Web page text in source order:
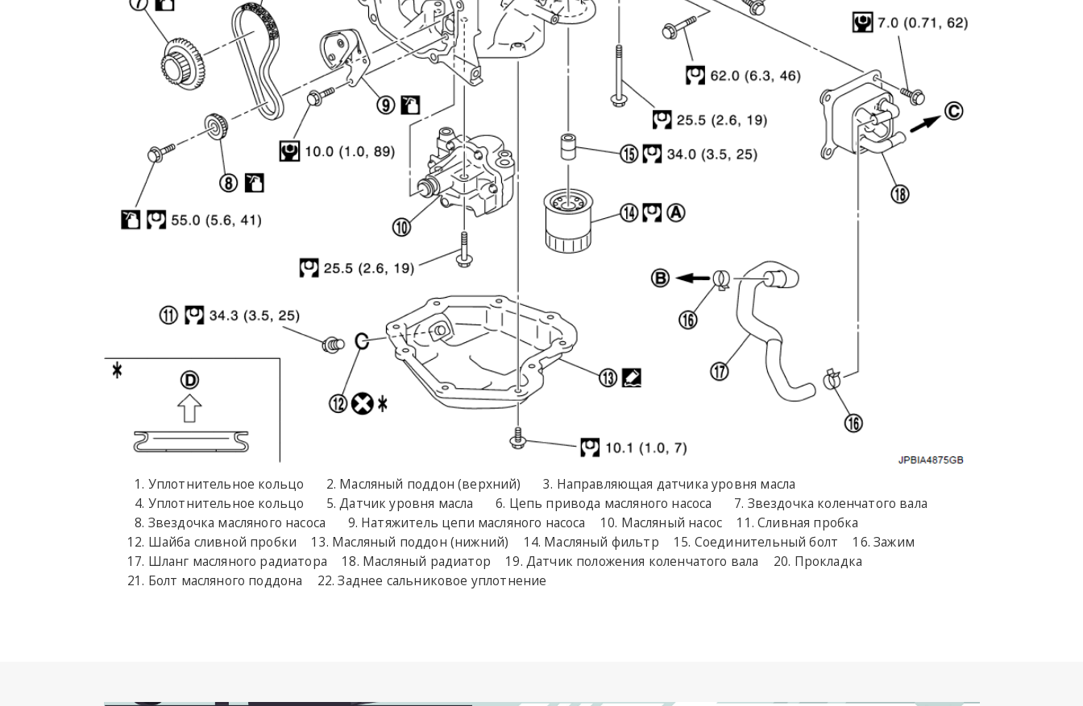
Уплотнительное кольцо Масляный поддон (верхний)
Направляющая датчика уровня масла
Уплотнительное кольцо
Датчик уровня масла Цепь привода масляного насоса
Звездочка коленчатого вала
Звездочка масляного насоса
Натяжитель цепи масляного насоса Масляный насос
Сливная пробка
Шайба сливной пробки
Масляный поддон (нижний) Масляный фильтр Соединительный болт
Зажим
Шланг масляного радиатора
Масляный радиатор Датчик положения коленчатого вала
Прокладка
Болт масляного поддона
Заднее сальниковое уплотнение